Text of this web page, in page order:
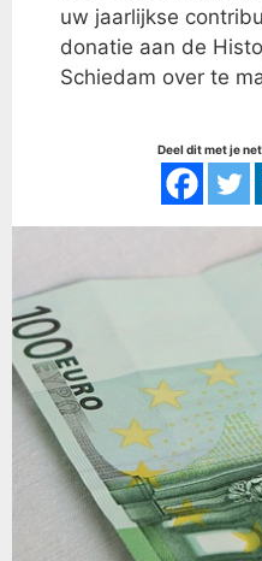
uw jaarlijkse
donatie aan de
Schiedam over te
Deel dit met je